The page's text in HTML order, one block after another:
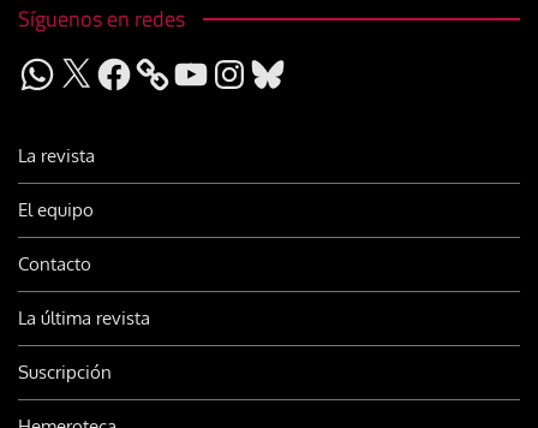
Síguenos en redes
WhatsApp
X Facebook YouTubeInstagram
Bluesky
La revista
El equipo
Contacto
La última revista
Suscripción